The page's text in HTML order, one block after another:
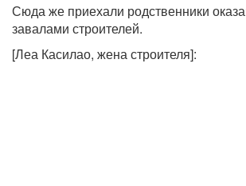
Сюда же приехали родственники
завалами строителей.
[Леа Касилао, жена строителя]: